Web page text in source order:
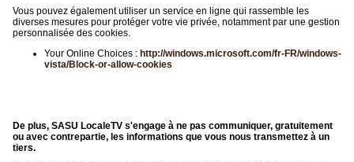
Vous pouvez également utiliser un service en ligne qui rassemble les
diverses mesures pour protéger votre vie privée, notamment par une gestion
personnalisée des cookies.
Your Online Choices : http://windows.microsoft.com/fr-FR/windows-
vista/Block-or-allow-cookies
De plus, SASU LocaleTV s'engage à ne pas communiquer, gratuitement
ou avec contrepartie, les informations que vous nous transmettez à un
tiers.